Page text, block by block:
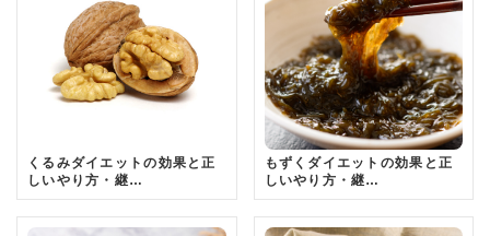
くるみダイエットの効果と正
しいやり方・継…
もずくダイエットの効果と正
しいやり方・継…